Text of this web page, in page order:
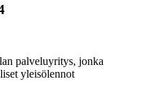
palveluyritys, jonka
yleisölennot